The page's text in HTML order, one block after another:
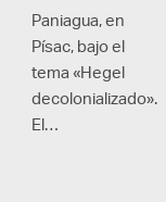
Paniagua, en
Písac, bajo el
tema «Hegel
decolonializado».
El…